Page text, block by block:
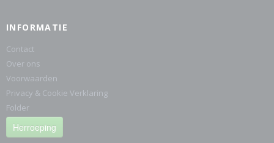
INFORMATIE
Contact
Over ons
Voorwaarden
Privacy & Cookie Verklaring
Folder
Herroeping